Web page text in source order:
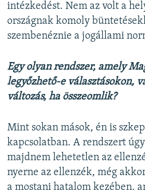
intézkedést. Nem az volt a
országnak komoly
szembenéznie a jogállami
Egy olyan rendszer, amely
legyőzhető-e választásokon,
változás, ha összeomlik?
Mint sokan mások, én is
kapcsolatban. A rendszert
majdnem lehetetlen az
nyerne az ellenzék, még
a mostani hatalom kezében,